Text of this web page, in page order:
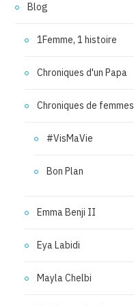
Blog
1Femme, 1 histoire
Chroniques d'un Papa
Chroniques de femmes
#VisMaVie
Bon Plan
Emma Benji II
Eya Labidi
Mayla Chelbi